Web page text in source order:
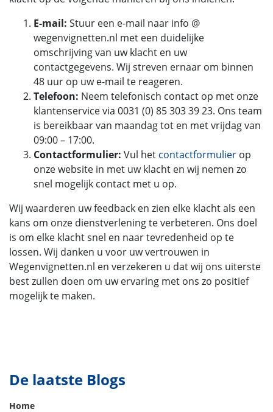
E-mail: Stuur een e-mail naar info @
wegenvignetten.nl met een duidelijke
omschrijving van uw klacht en uw
contactgegevens. Wij streven ernaar om binnen
48 uur op uw e-mail te reageren.
Telefoon: Neem telefonisch contact op met onze
klantenservice via 0031 (0) 85 303 39 23. Ons team
is bereikbaar van maandag tot en met vrijdag van
09:00 – 17:00.
Contactformulier: Vul het contactformulier op
onze website in met uw klacht en wij nemen zo
snel mogelijk contact met u op.
Wij waarderen uw feedback en zien elke klacht als een
kans om onze dienstverlening te verbeteren. Ons doel
is om elke klacht snel en naar tevredenheid op te
lossen. Wij danken u voor uw vertrouwen in
Wegenvignetten.nl en verzekeren u dat wij ons uiterste
best zullen doen om uw ervaring met ons zo positief
mogelijk te maken.
De laatste Blogs
Home